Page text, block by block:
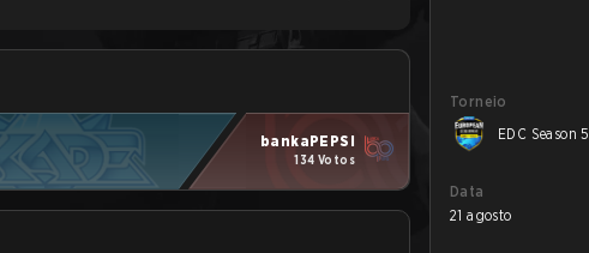
bankaPEPSI
134 Votos
Torneio
EDC Season 5
Data
21 agosto